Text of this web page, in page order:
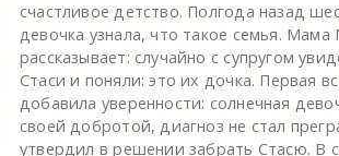
счастливое детство. Полгода назад
девочка узнала, что такое семья. Мама
рассказывает: случайно с супругом
Стаси и поняли: это их дочка. Первая
добавила уверенности: солнечная
своей добротой, диагноз не стал
утвердил в решении забрать Стасю. В